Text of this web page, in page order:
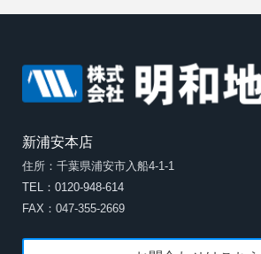
新浦安本店
住所：千葉県浦安市入船4-1-1
TEL：0120-948-614
FAX：047-355-2669